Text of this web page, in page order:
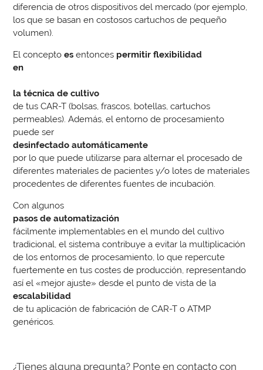
diferencia de otros dispositivos del mercado (por ejemplo,
los que se basan en costosos cartuchos de pequeño
volumen).
El concepto es entonces permitir flexibilidad
en
la técnica de cultivo
de tus CAR-T (bolsas, frascos, botellas, cartuchos
permeables). Además, el entorno de procesamiento
puede ser
desinfectado automáticamente
por lo que puede utilizarse para alternar el procesado de
diferentes materiales de pacientes y/o lotes de materiales
procedentes de diferentes fuentes de incubación.
Con algunos
pasos de automatización
fácilmente implementables en el mundo del cultivo
tradicional, el sistema contribuye a evitar la multiplicación
de los entornos de procesamiento, lo que repercute
fuertemente en tus costes de producción, representando
así el «mejor ajuste» desde el punto de vista de la
escalabilidad
de tu aplicación de fabricación de CAR-T o ATMP
genéricos.
¿Tienes alguna pregunta? Ponte en contacto con